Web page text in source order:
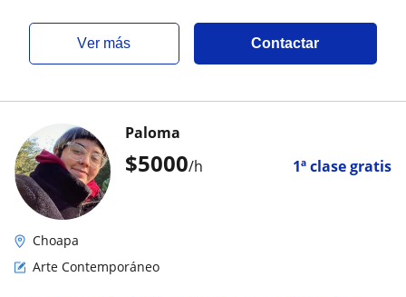
ver más Contactar
$5000/h 1ª clase gratis
Paloma
Choapa
Arte Contemporáneo